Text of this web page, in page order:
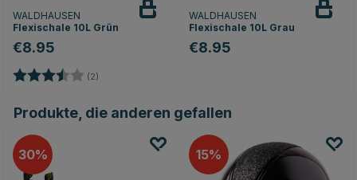
WALDHAUSEN
Flexischale 10L Grün
€8.95
Bewertung: (2)
WALDHAUSEN
Flexischale 10L Grau
€8.95
Produkte, die anderen gefallen
30 15